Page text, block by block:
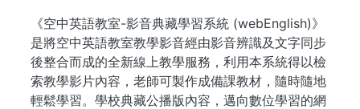
《空中英語教室-影音典藏學習系統 (webEnglish)》
是將空中英語教室教學影音經由影音辨識及文字同步
後整合而成的全新線上教學服務，利用本系統得以檢
索教學影片內容，老師可製作成備課教材，隨時隨地
輕鬆學習。學校典藏公播版內容，邁向數位學習的網